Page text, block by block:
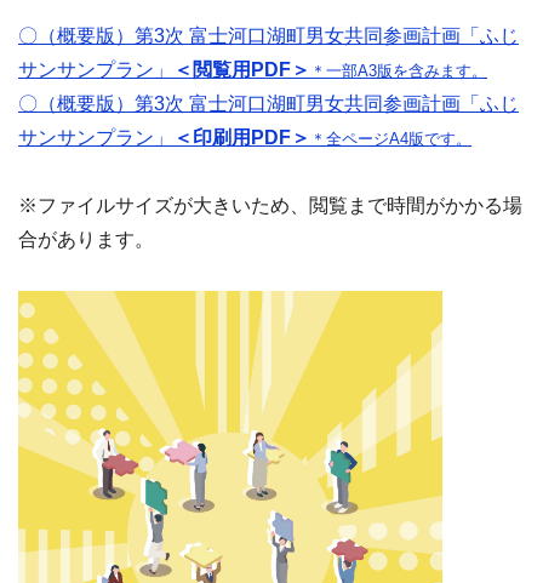
〇（概要版） 第3次 富士河口湖町男女共同参画計画「ふじ
サンサンプラン」
＜閲覧用PDF＞ ＊一部A3版を含みます。
〇（概要版） 第3次 富士河口湖町男女共同参画計画「ふじ
サンサンプラン」
＜印刷用PDF＞ ＊全ページA4版です。
※ファイルサイズが大きいため、閲覧まで時間がかかる場
合があります。